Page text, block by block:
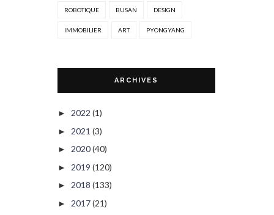
ROBOTIQUE BUSAN DESIGN
IMMOBILIER ART PYONGYANG
ARCHIVES
► 2022 (1)
► 2021 (3)
► 2020(40)
► 2019 (120)
► 2018 (133)
► 2017(21)